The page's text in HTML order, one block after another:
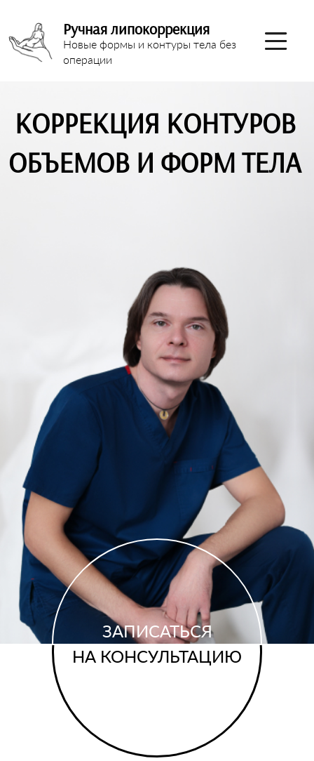
Ручная липокоррекция
Новые формы и контуры тела без
операции
КОРРЕКЦИЯ КОНТУРОВ
ОБЪЕМОВ И ФОРМ ТЕЛА
ЗАПИСАТЬСЯ
НА КОНСУЛЬТАЦИЮ